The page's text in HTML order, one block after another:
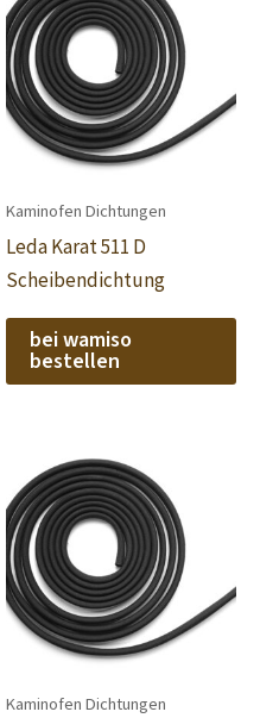
Kaminofen Dichtungen
Leda Karat 511 D
Scheibendichtung
bei wamiso
bestellen
Kaminofen Dichtungen